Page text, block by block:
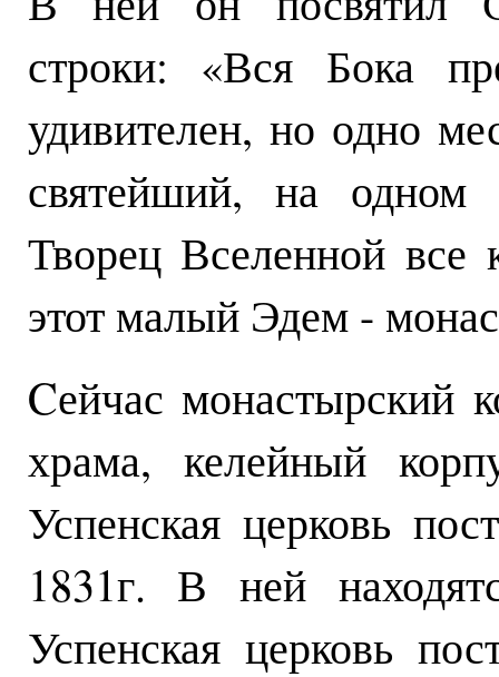
строки: «Вся Бока
удивителен, но одно
святейший, на одном
Творец Вселенной все
этот малый Эдем -
Cейчас монастырский
храма, келейный
Успенская церковь
1831г. В ней
Успенская церковь